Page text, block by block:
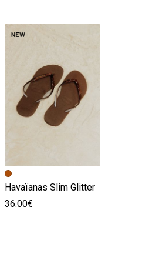
Havaïanas Slim Glitter
36.00€